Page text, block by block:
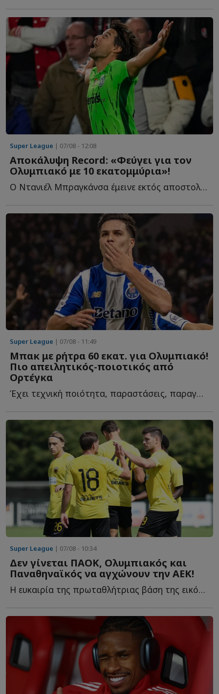
Super League | 07/08 - 12:08
Αποκάλυψη Record: «Φεύγει για τον
Ολυμπιακό με 10 εκατομμύρια»!
Ο Ντανιέλ Μπραγκάνσα έμεινε εκτός αποστολής στο τελευταίο π...
Super League | 07/08 - 11:49
Μπακ με ρήτρα 60 εκατ. για Ολυμπιακό!
Πιο απειλητικός-ποιοτικός από
Ορτέγκα
Έχει τεχνική ποιότητα, παραστάσεις, παραγωγή σε γκολ κ...
Super League | 07/08 - 10:34
Δεν γίνεται ΠΑΟΚ, Ολυμπιακός και
Παναθηναϊκός να αγχώνουν την ΑΕΚ!
Η ευκαιρία της πρωταθλήτριας βάση της εικόνας των αντιπάλων τ...